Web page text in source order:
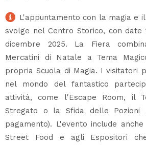
L'appuntamento con la magia e
svolge nel Centro Storico, con date
dicembre 2025. La Fiera
Mercatini di Natale a Tema
propria Scuola di Magia. I visitatori
nel mondo del fantastico
attività, come l'Escape Room, il
Stregato o la Sfida delle Pozioni
pagamento). L'evento include
Street Food e agli Espositori